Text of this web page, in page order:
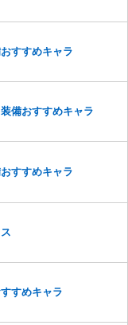
すすめキャラ
備おすすめキャラ
すすめキャラ
すめキャラ